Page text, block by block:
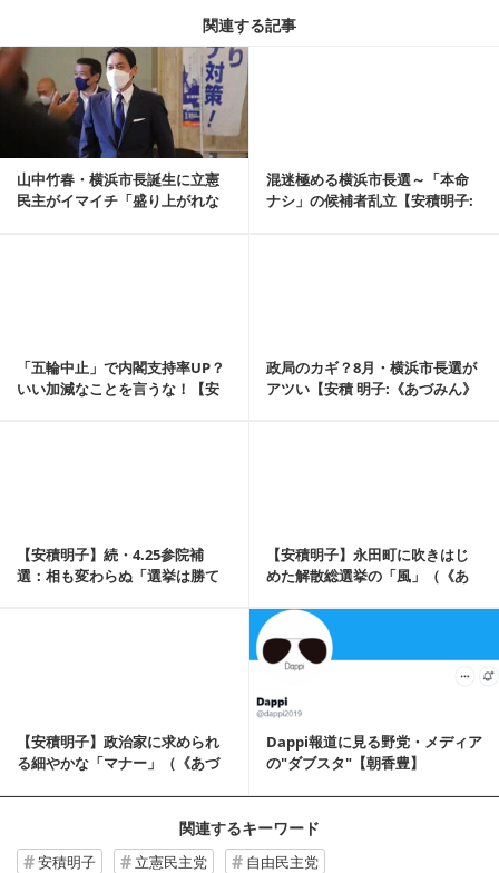
関連する記事
山中竹春・横浜市長誕生に立憲
民主がイマイチ「盛り上がれな
混迷極める横浜市長選～「本命
ナシ」の候補者乱立【安積明子:
記事を読む
「五輪中止」で内閣支持率UP？
いい加減なことを言うな！【安
政局のカギ？8月・横浜市長選が
アツい【安積 明子:《あづみん》
【安積明子】続・4.25参院補
選：相も変わらぬ「選挙は勝て
【安積明子】永田町に吹きはじ
めた解散総選挙の「風」（《あ
【安積明子】政治家に求められ
る細やかな「マナー」（《あづ
Dappi報道に見る野党・メディア
の"ダブスタ"【朝香豊】
関連するキーワード
安積明子 立憲民主党 自由民主党